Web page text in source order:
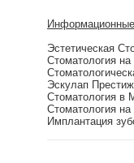
Эстетическая
Стоматология на
Эскулап Престиж
Стоматология в
Стоматология
Имплантация